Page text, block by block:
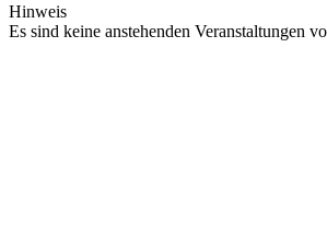
Hinweis
Es sind keine anstehenden Veranstaltungen